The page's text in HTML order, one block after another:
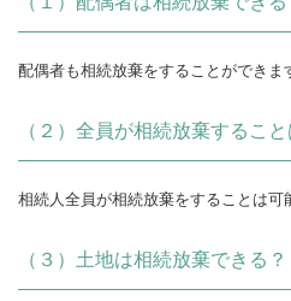
配偶者も相続放棄をすることができま
（２）全員が相続放棄するこ
相続人全員が相続放棄をすることは可
（３）土地は相続放棄できる？